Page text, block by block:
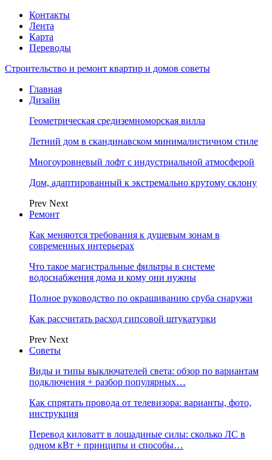
Контакты
Лента
Карта
Переводы
Строительство и ремонт квартир и домов советы
Главная
Дизайн
Геометрическая средиземноморская вилла
Летний дом в скандинавском минималистичном стиле
Многоуровневый лофт с индустриальной атмосферой
Дом, адаптированный к экстремально крутому склону
Prev Next
Ремонт
Как меняются требования к душевым зонам в
современных интерьерах
Что такое магистральные фильтры в системе
водоснабжения дома и кому они нужны
Полное руководство по окрашиванию сруба снаружи
Как рассчитать расход гипсовой штукатурки
Prev Next
Советы
Виды и типы выключателей света: обзор по вариантам
подключения + разбор популярных…
Как спрятать провода от телевизора: варианты, фото,
инструкция
Перевод киловатт в лошадиные силы: сколько ЛС в
одном кВт + принципы и способы…